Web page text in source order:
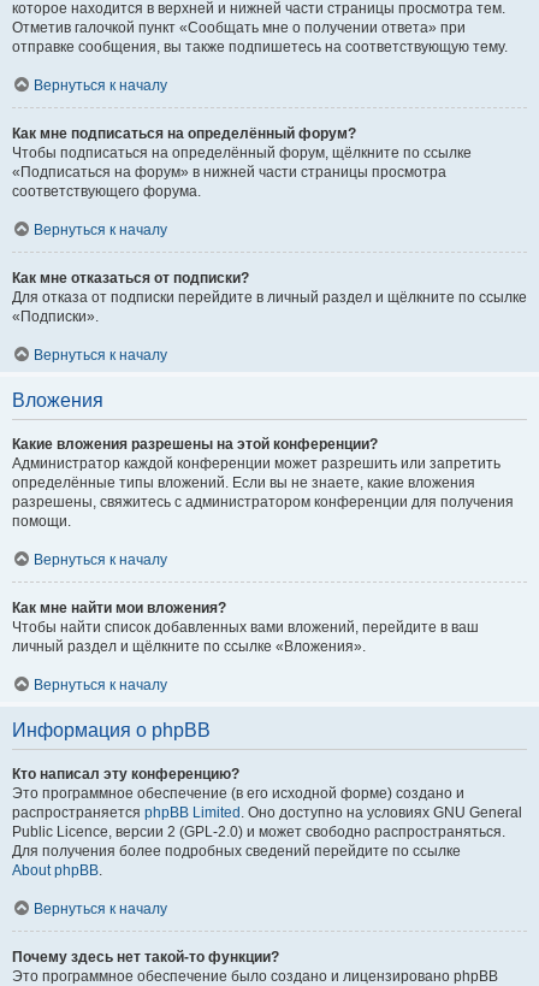
которое находится в верхней и нижней части страницы просмотра тем.
Отметив галочкой пункт «Сообщать мне о получении ответа» при
отправке сообщения, вы также подпишетесь на соответствующую тему.
Вернуться к началу
Как мне подписаться на определённый форум?
Чтобы подписаться на определённый форум, щёлкните по ссылке
«Подписаться на форум» в нижней части страницы просмотра
соответствующего форума.
Вернуться к началу
Как мне отказаться от подписки?
Для отказа от подписки перейдите в личный раздел и щёлкните по ссылке
«Подписки».
Вернуться к началу
Вложения
Какие вложения разрешены на этой конференции?
Администратор каждой конференции может разрешить или запретить
определённые типы вложений. Если вы не знаете, какие вложения
разрешены, свяжитесь с администратором конференции для получения
помощи.
Вернуться к началу
Как мне найти мои вложения?
Чтобы найти список добавленных вами вложений, перейдите в ваш
личный раздел и щёлкните по ссылке «Вложения».
Вернуться к началу
Информация о phpBB
Кто написал эту конференцию?
Это программное обеспечение (в его исходной форме) создано и
распространяется phpBB Limited . Оно доступно на условиях GNU General
Public Licence, версии 2 (GPL-2.0) и может свободно распространяться.
Для получения более подробных сведений перейдите по ссылке
About phpBB.
Вернуться к началу
Почему здесь нет такой-то функции?
Это программное обеспечение было создано и лицензировано phpBB